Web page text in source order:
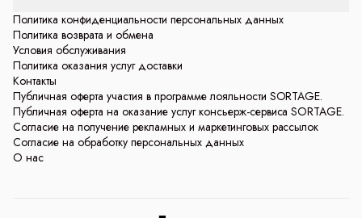
Политика конфиденциальности персональных данных
Политика возврата и обмена
Условия обслуживания
Политика оказания услуг доставки
Контакты
Публичная оферта участия в программе лояльности SORTAGE.
Публичная оферта на оказание услуг консьерж-сервиса SORTAGE.
Согласие на получение рекламных и маркетинговых рассылок
Согласие на обработку персональных данных
О нас